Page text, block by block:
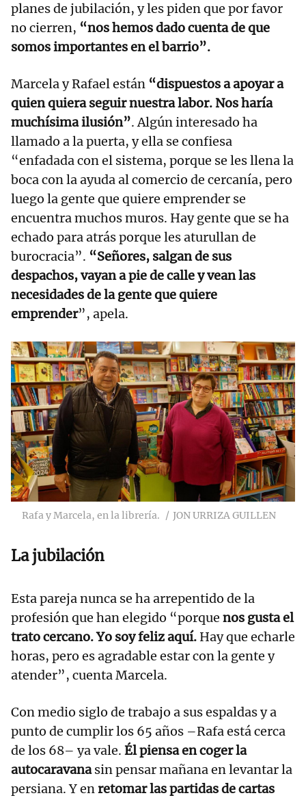
planes de jubilación, y les piden que por favor
no cierren, “nos hemos dado cuenta de que
somos importantes en el barrio”.
Marcela y Rafael están “dispuestos a apoyar a
quien quiera seguir nuestra labor. Nos haría
muchísima ilusión”. Algún interesado ha
llamado a la puerta, y ella se confiesa
“enfadada con el sistema, porque se les llena la
boca con la ayuda al comercio de cercanía, pero
luego la gente que quiere emprender se
encuentra muchos muros. Hay gente que se ha
echado para atrás porque les aturullan de
burocracia”. “Señores, salgan de sus
despachos, vayan a pie de calle y vean las
necesidades de la gente que quiere
emprender”, apela.
Rafa y Marcela, en la librería. JON URRIZA GUILLEN
La jubilación
Esta pareja nunca se ha arrepentido de la
profesión que han elegido “porque nos gusta el
trato cercano. Yo soy feliz aquí. Hay que echarle
horas, pero es agradable estar con la gente y
atender”, cuenta Marcela.
Con medio siglo de trabajo a sus espaldas y a
punto de cumplir los 65 años –Rafa está cerca
de los 68– ya vale. Él piensa en coger la
autocaravanasin pensar mañana en levantar la
persiana. Y enretomar las partidas de cartas